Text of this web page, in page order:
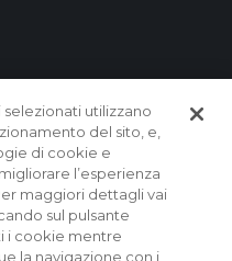
del Lazio.
utilizzano
del sito, e,
di cookie e
l’esperienza
maggiori dettagli vai
sul pulsante
i cookie mentre
la navigazione con i